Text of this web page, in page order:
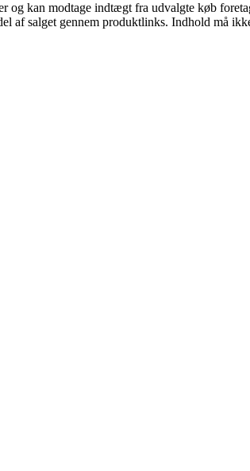
kan modtage indtægt fra udvalgte køb
af salget gennem produktlinks. Indhold må